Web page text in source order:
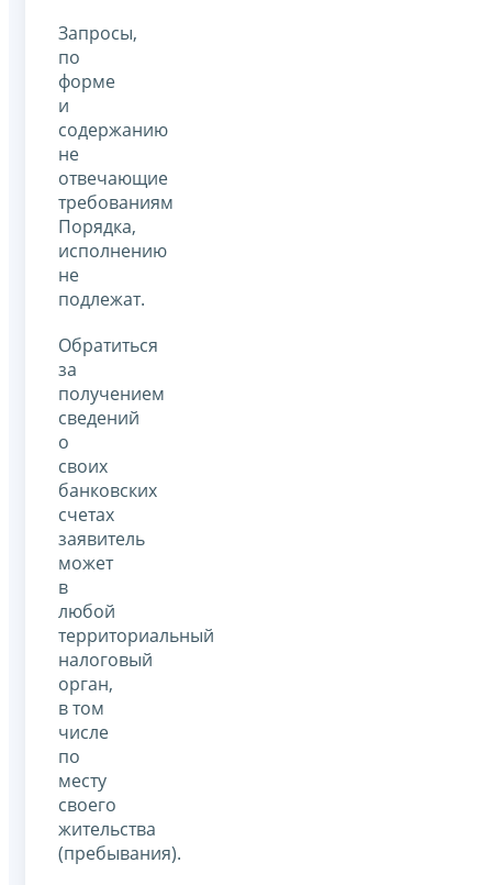
Запросы,
по
форме
и
содержанию
не
отвечающие
требованиям
Порядка,
исполнению
не
подлежат.
Обратиться
за
получением
сведений
о
своих
банковских
счетах
заявитель
может
в
любой
территориальный
налоговый
орган,
в том
числе
по
месту
своего
жительства
(пребывания).